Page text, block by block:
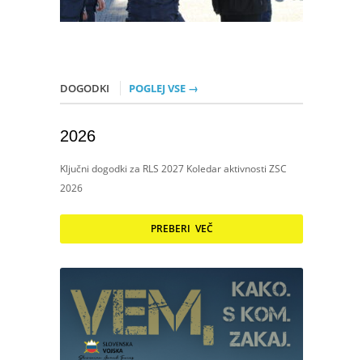
DOGODKI POGLEJ VSE →
2026
Ključni dogodki za RLS 2027 Koledar aktivnosti ZSC
2026
PREBERI VEČ